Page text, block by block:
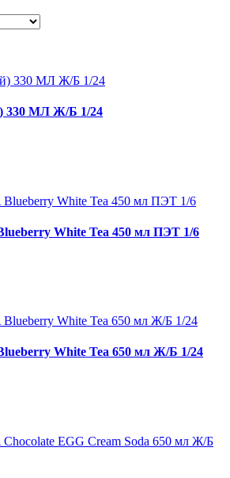
330 МЛ Ж/Б 1/24
White Tea 450 мл ПЭТ 1/6
White Tea 650 мл Ж/Б 1/24